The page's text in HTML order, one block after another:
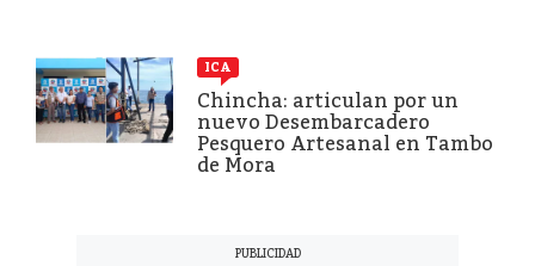
ICA
Chincha: articulan por un
nuevo Desembarcadero
Pesquero Artesanal en Tambo
de Mora